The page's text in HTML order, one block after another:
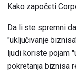
Kako započeti
Da li ste spremni
"uključivanje
ljudi koriste pojam
pokretanja biznisa